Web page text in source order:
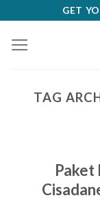
content
GET
TAG
Paket